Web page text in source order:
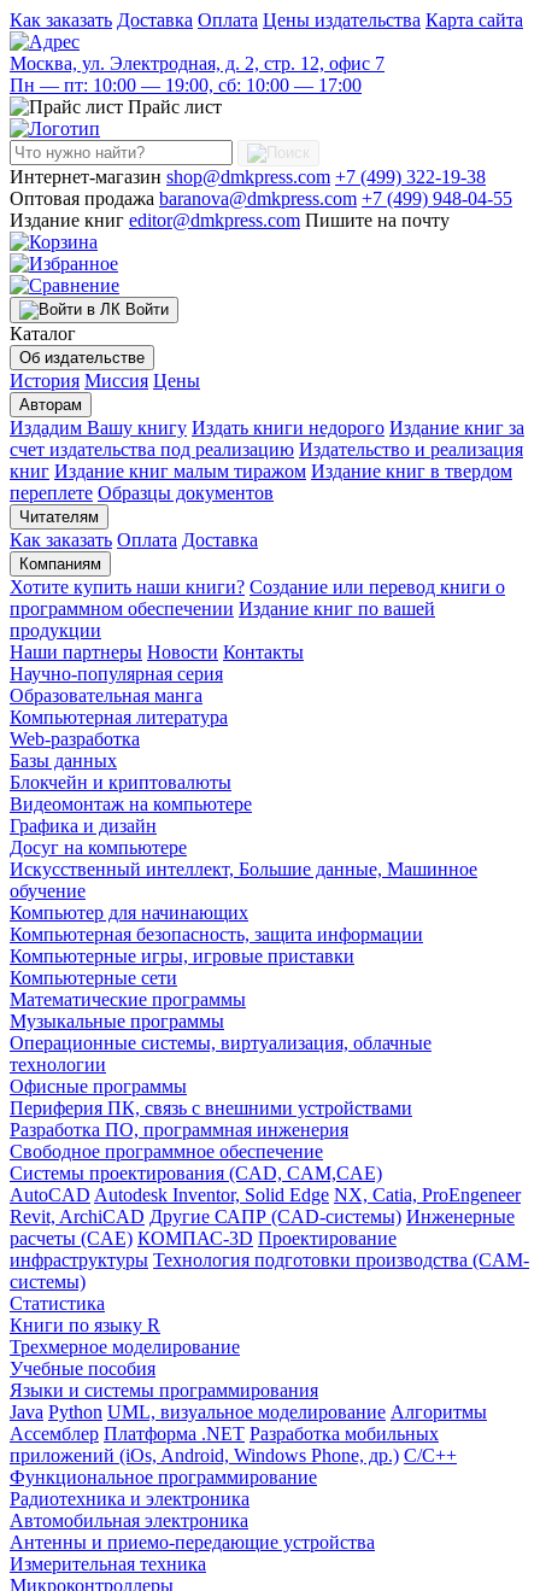
Как заказать Доставка Оплата Цены издательства Карта сайта
Москва, ул. Электродная, д. 2, стр. 12, офис 7
Пн — пт: 10:00 — 19:00, сб: 10:00 — 17:00
Прайс лист
Интернет-магазин shop@dmkpress.com +7 (499) 322-19-38
Оптовая продажа baranova@dmkpress.com +7 (499) 948-04-55
Издание книг editor@dmkpress.com Пишите на почту
Войти
Каталог
Об издательстве
История Миссия Цены
Авторам
Издадим Вашу книгу Издать книги недорого Издание книг за
счет издательства под реализацию Издательство и реализация
книг Издание книг малым тиражом Издание книг в твердом
переплете Образцы документов
Читателям
Как заказать Оплата Доставка
Компаниям
Хотите купить наши книги? Создание или перевод книги о
программном обеспечении Издание книг по вашей
продукции
Наши партнеры Новости Контакты
Научно-популярная серия
Образовательная манга
Компьютерная литература
Web-разработка
Базы данных
Блокчейн и криптовалюты
Видеомонтаж на компьютере
Графика и дизайн
Досуг на компьютере
Искусственный интеллект, Большие данные, Машинное
обучение
Компьютер для начинающих
Компьютерная безопасность, защита информации
Компьютерные игры, игровые приставки
Компьютерные сети
Математические программы
Музыкальные программы
Операционные системы, виртуализация, облачные
технологии
Офисные программы
Периферия ПК, связь с внешними устройствами
Разработка ПО, программная инженерия
Свободное программное обеспечение
Системы проектирования (CAD, CAM,CAE)
AutoCAD Autodesk Inventor, Solid Edge NX, Catia, ProEngeneer
Revit, ArchiCAD Другие САПР (CAD-системы) Инженерные
расчеты (CAE) КОМПАС-3D Проектирование
инфраструктуры Технология подготовки производства (CAM-
системы)
Статистика
Книги по языку R
Трехмерное моделирование
Учебные пособия
Языки и системы программирования
Java Python UML, визуальное моделирование Алгоритмы
Ассемблер Платформа .NET Разработка мобильных
приложений (iOs, Android, Windows Phone, др.) С/С++
Функциональное программирование
Радиотехника и электроника
Автомобильная электроника
Антенны и приемо-передающие устройства
Измерительная техника
Микроконтроллеры